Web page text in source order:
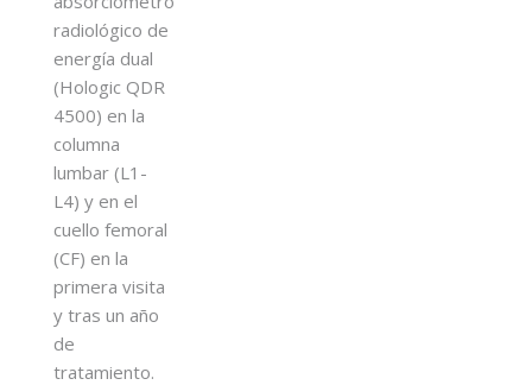
radiológico de
energía dual
(Hologic QDR
4500) en la
columna
lumbar (L1-
L4) y en el
cuello femoral
(CF) en la
primera visita
y tras un año
de
tratamiento.